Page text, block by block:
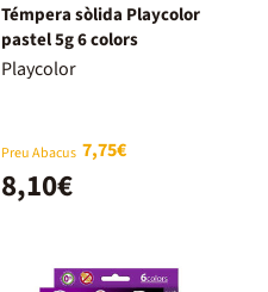
Témpera sòlida Playcolor
pastel 5g 6 colors
Playcolor
Preu Abacus 7,75€
8,10€